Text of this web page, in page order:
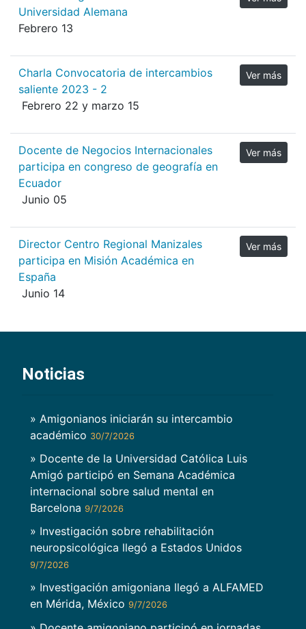
Universidad Alemana
Febrero 13
Charla Convocatoria de intercambios
saliente 2023 - 2
Febrero 22 y marzo 15
Ver más
Docente de Negocios Internacionales
participa en congreso de geografía en
Ecuador
Junio 05
Ver más
Director Centro Regional Manizales
participa en Misión Académica en
España
Junio 14
Ver más
Noticias
» Amigonianos iniciarán su intercambio
académico 30/7/2026
» Docente de la Universidad Católica Luis
Amigó participó en Semana Académica
internacional sobre salud mental en
Barcelona 9/7/2026
» Investigación sobre rehabilitación
neuropsicológica llegó a Estados Unidos
9/7/2026
» Investigación amigoniana llegó a ALFAMED
en Mérida, México 9/7/2026